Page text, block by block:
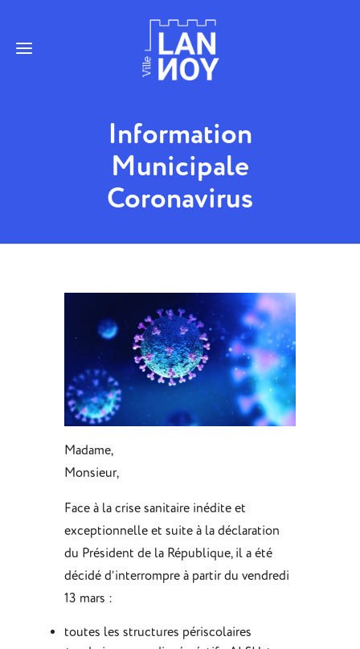
Information
Municipale
Coronavirus
Madame,
Monsieur,
Face à la crise sanitaire inédite et
exceptionnelle et suite à la déclaration
du Président de la République, il a été
décidé d’interrompre à partir du vendredi
13 mars :
toutes les structures périscolaires